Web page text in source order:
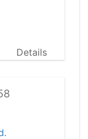
Details